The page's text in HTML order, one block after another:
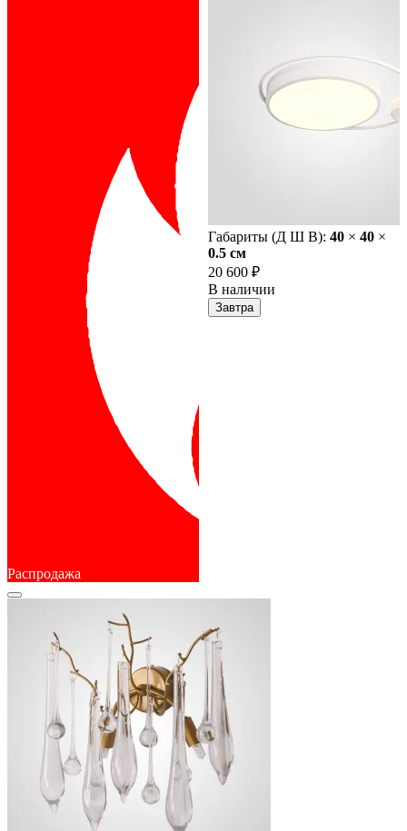
Распродажа
Габариты (Д Ш В): 40 × 40 ×
0.5 cм
20 600 ₽
В наличии
Завтра